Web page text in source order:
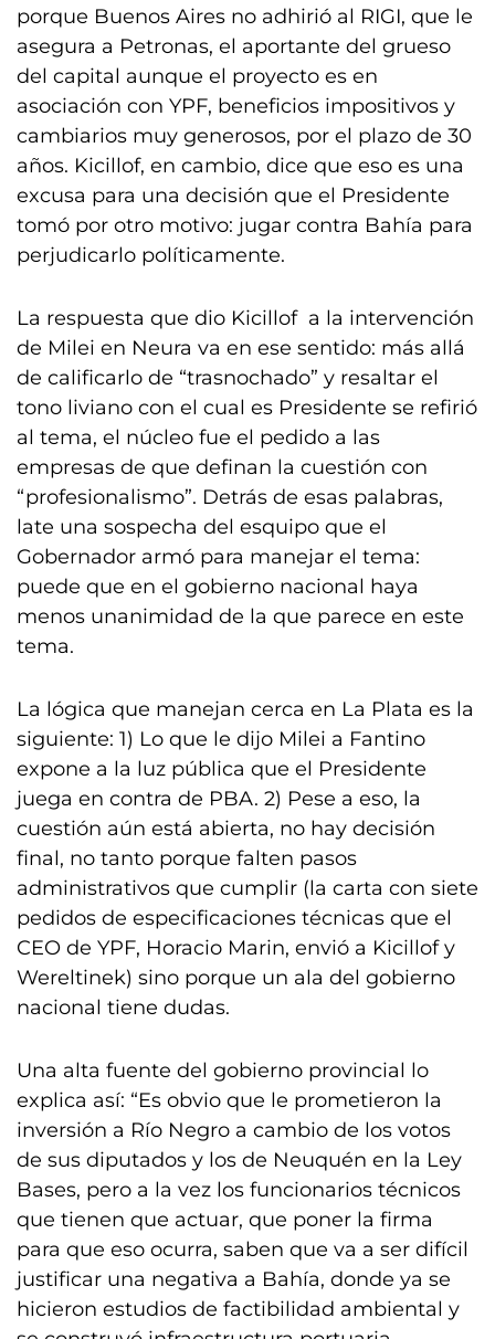
porque Buenos Aires no adhirió al RIGI, que le
asegura a Petronas, el aportante del grueso
del capital aunque el proyecto es en
asociación con YPF, beneficios impositivos y
cambiarios muy generosos, por el plazo de 30
años. Kicillof, en cambio, dice que eso es una
excusa para una decisión que el Presidente
tomó por otro motivo: jugar contra Bahía para
perjudicarlo políticamente.
La respuesta que dio Kicillof a la intervención
de Milei en Neura va en ese sentido: más allá
de calificarlo de “trasnochado” y resaltar el
tono liviano con el cual es Presidente se refirió
al tema, el núcleo fue el pedido a las
empresas de que definan la cuestión con
“profesionalismo”. Detrás de esas palabras,
late una sospecha del esquipo que el
Gobernador armó para manejar el tema:
puede que en el gobierno nacional haya
menos unanimidad de la que parece en este
tema.
La lógica que manejan cerca en La Plata es la
siguiente: 1) Lo que le dijo Milei a Fantino
expone a la luz pública que el Presidente
juega en contra de PBA. 2) Pese a eso, la
cuestión aún está abierta, no hay decisión
final, no tanto porque falten pasos
administrativos que cumplir (la carta con siete
pedidos de especificaciones técnicas que el
CEO de YPF, Horacio Marin, envió a Kicillof y
Wereltinek) sino porque un ala del gobierno
nacional tiene dudas.
Una alta fuente del gobierno provincial lo
explica así: “Es obvio que le prometieron la
inversión a Río Negro a cambio de los votos
de sus diputados y los de Neuquén en la Ley
Bases, pero a la vez los funcionarios técnicos
que tienen que actuar, que poner la firma
para que eso ocurra, saben que va a ser difícil
justificar una negativa a Bahía, donde ya se
hicieron estudios de factibilidad ambiental y